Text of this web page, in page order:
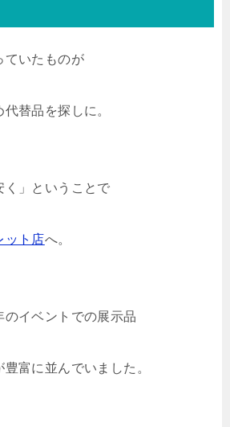
ていたものが
替品を探しに。
」ということで
ット店へ。
イベントでの展示品
富に並んでいました。